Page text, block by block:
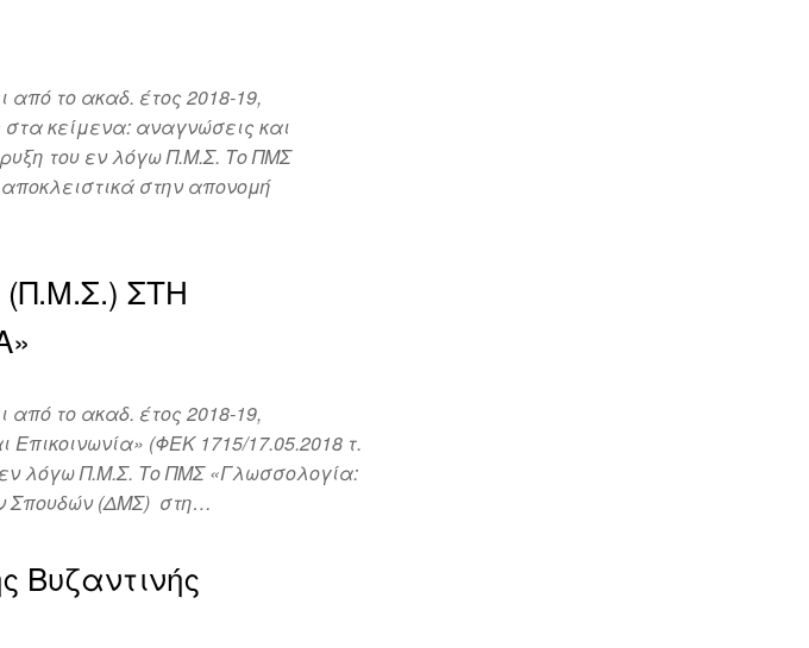
το ακαδ. έτος 2018-19,
κείμενα: αναγνώσεις και
του εν λόγω Π.Μ.Σ. Το ΠΜΣ
αποκλειστικά στην απονομή
ΣΤΗ
το ακαδ. έτος 2018-19,
(ΦΕΚ 1715/17.05.2018 τ.
εν λόγω Π.Μ.Σ. Το ΠΜΣ «Γλωσσολογία:
Σπουδών (ΔΜΣ) στη…
Βυζαντινής